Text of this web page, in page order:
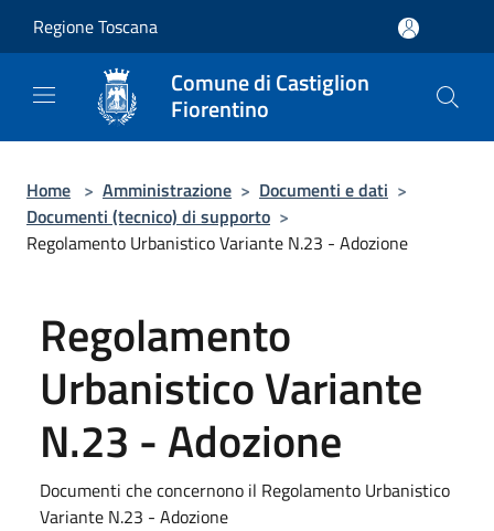
Regione Toscana
Comune di Castiglion
Fiorentino
Home > Amministrazione > Documenti e dati >
Documenti (tecnico) di supporto >
Regolamento Urbanistico Variante N.23 - Adozione
Regolamento
Urbanistico Variante
N.23 - Adozione
Documenti che concernono il Regolamento Urbanistico
Variante N.23 - Adozione